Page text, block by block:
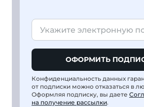
ОФОРМИТЬ
Конфиденциальность данных
от подписки можно отказаться в
Оформляя подписку, вы даете
на получение рассылки.